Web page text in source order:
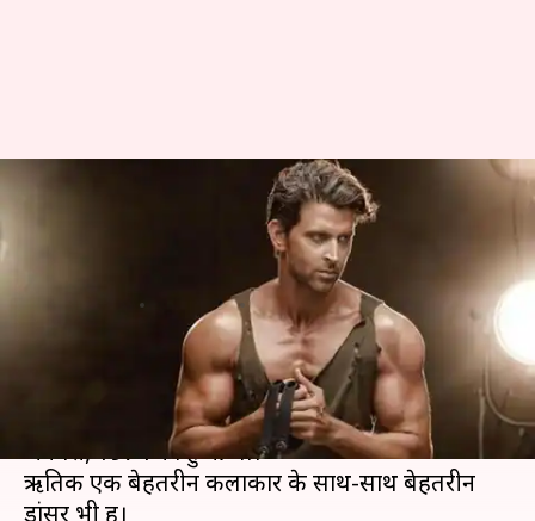
#BirthdaySpecial: इन पांच
फिल्मों के किरदार, ऋतिक रोशन को
Jan 10, 2019 01:31 pm
बॉलीवुड के हैंडसम हंक ऋतिक रोशन का जन्म 10
जनवरी, 1974 को हुआ था।
ऋतिक एक बेहतरीन कलाकार के साथ-साथ बेहतरीन
डांसर भी हैं।